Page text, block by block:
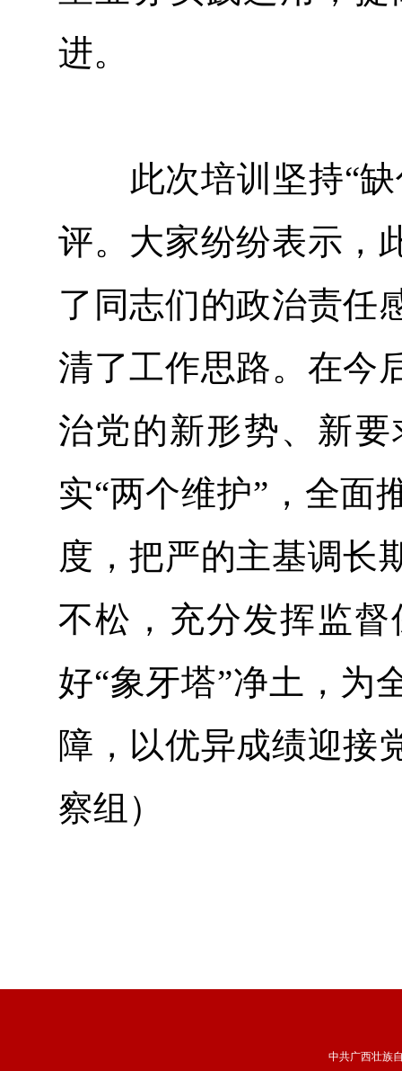
进。
此次培训坚持“缺
评。大家纷纷表示，
了同志们的政治责任
清了工作思路。在今
治党的新形势、新
实“两个维护”，全面
度，把严的主基调长
不松，充分发挥监
好“象牙塔”净土，为
障，以优异成绩迎接
察组）
中共广西壮族